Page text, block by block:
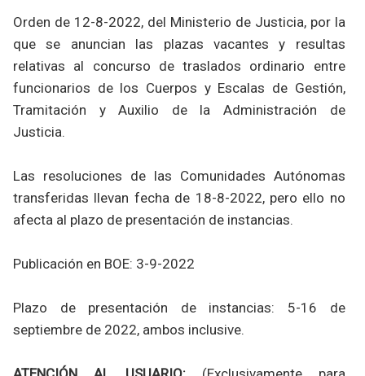
​Orden de 12-8-2022, del Ministerio de Justicia, por la
que se anuncian las plazas vacantes y resultas
relativas al concurso de traslados ordinario entre
funcionarios de los Cuerpos y Escalas de Gestión,
Tramitación y Auxilio de la Administración de
Justicia.
Las resoluciones de las Comunidades Autónomas
transferidas llevan fecha de 18-8-2022, pero ello no
afecta al plazo de presentación de instancias.
Publicación en BOE: 3-9-2022
Plazo de presentación de instancias: 5-16 de
septiembre de 2022, ambos inclusive.